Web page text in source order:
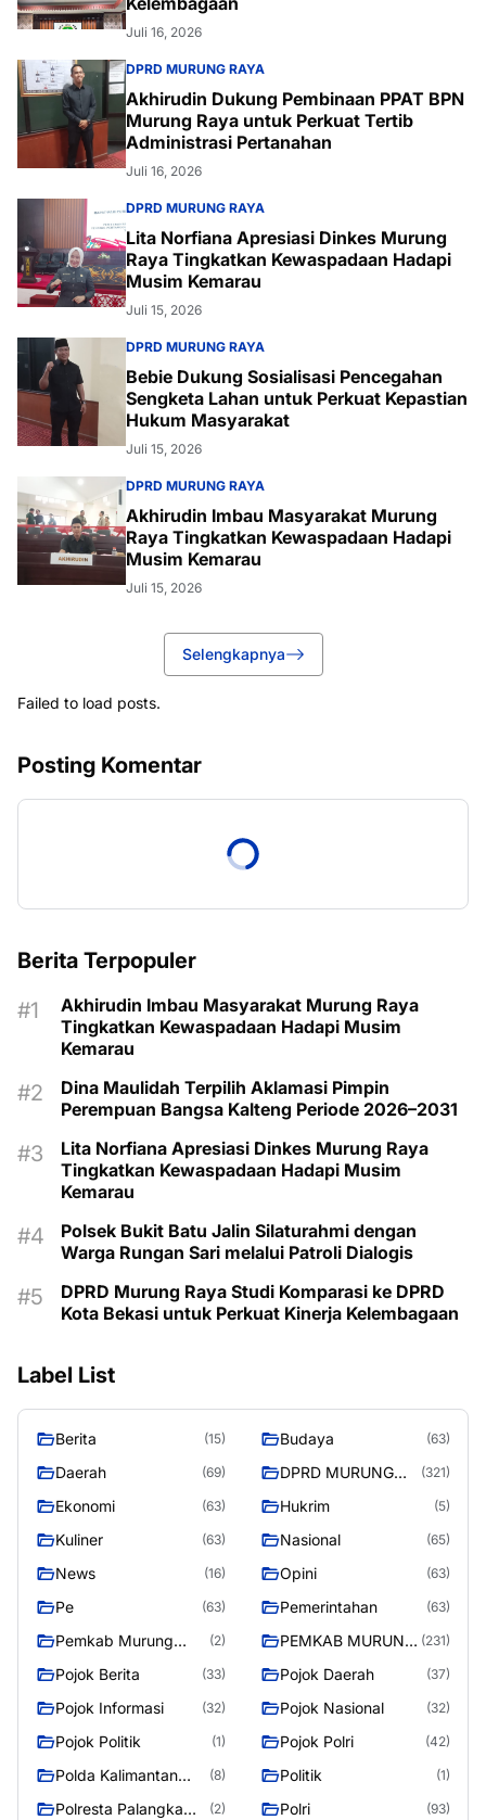
Juli 16, 2026
DPRD MURUNG RAYA
Akhirudin Dukung Pembinaan PPAT BPN
Murung Raya untuk Perkuat Tertib
Administrasi Pertanahan
Juli 16, 2026
DPRD MURUNG RAYA
Lita Norfiana Apresiasi Dinkes Murung
Raya Tingkatkan Kewaspadaan Hadapi
Musim Kemarau
Juli 15, 2026
DPRD MURUNG RAYA
Bebie Dukung Sosialisasi Pencegahan
Sengketa Lahan untuk Perkuat Kepastian
Hukum Masyarakat
Juli 15, 2026
DPRD MURUNG RAYA
Akhirudin Imbau Masyarakat Murung
Raya Tingkatkan Kewaspadaan Hadapi
Musim Kemarau
Juli 15, 2026
Selengkapnya
Failed to load posts.
Posting Komentar
Berita Terpopuler
Akhirudin Imbau Masyarakat Murung Raya
Tingkatkan Kewaspadaan Hadapi Musim
Kemarau
Dina Maulidah Terpilih Aklamasi Pimpin
Perempuan Bangsa Kalteng Periode 2026–2031
Lita Norfiana Apresiasi Dinkes Murung Raya
Tingkatkan Kewaspadaan Hadapi Musim
Kemarau
Polsek Bukit Batu Jalin Silaturahmi dengan
Warga Rungan Sari melalui Patroli Dialogis
DPRD Murung Raya Studi Komparasi ke DPRD
Kota Bekasi untuk Perkuat Kinerja Kelembagaan
Label List
Berita (15) Budaya (63)
Daerah (69)
DPRD MURUNG
(321)
Ekonomi (63) Hukrim (5)
Kuliner (63) Nasional (65)
News (16) Opini (63)
Pe (63) Pemerintahan (63)
Pemkab Murung
(2)
PEMKAB MURUNG (231)
Pojok Berita (33) Pojok Daerah (37)
Pojok Informasi (32) Pojok Nasional (32)
Pojok Politik (1) Pojok Polri (42)
Polda Kalimantan
(8) Politik (1)
Polresta Palangka
(2) Polri (93)